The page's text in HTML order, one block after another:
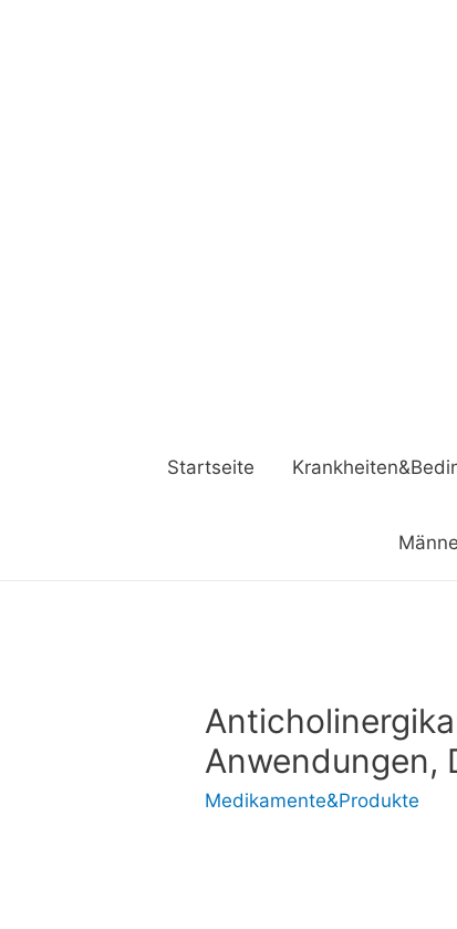
Startseite
Anwendungen,
Medikamente&Produkte